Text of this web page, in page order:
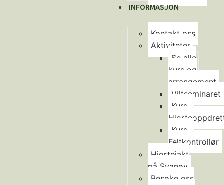
INFORMASJON
Kontakt oss
Aktiviteter
Se alle
kurs og
arrangement
Viltseminaret
Kurs –
Kurs –
Feltkontrollør
Hjortejakt
på Svanøy
Besøke oss